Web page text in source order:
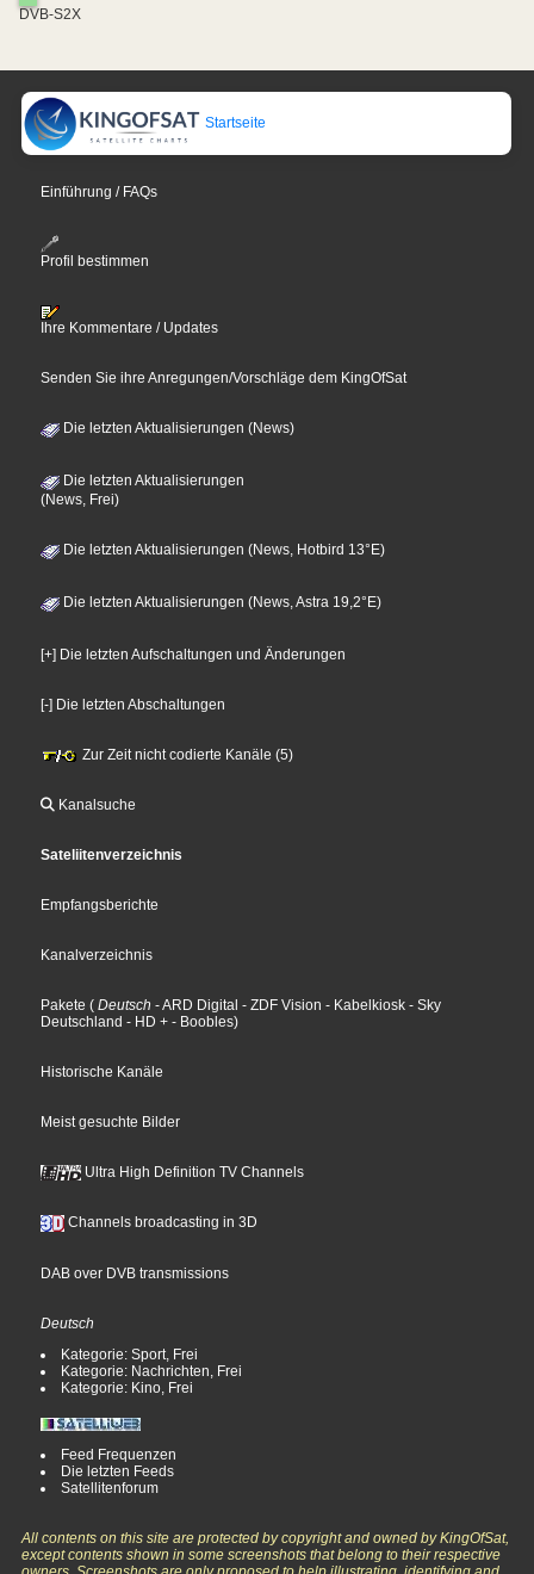
DVB-S2X
Startseite
Einführung / FAQs
Profil bestimmen
Ihre Kommentare / Updates
Senden Sie ihre Anregungen/Vorschläge dem KingOfSat
Die letzten Aktualisierungen (News)
Die letzten Aktualisierungen
(News, Frei)
Die letzten Aktualisierungen (News, Hotbird 13°E)
Die letzten Aktualisierungen (News, Astra 19,2°E)
[+] Die letzten Aufschaltungen und Änderungen
[-] Die letzten Abschaltungen
Zur Zeit nicht codierte Kanäle (5)
Kanalsuche
Sateliitenverzeichnis
Empfangsberichte
Kanalverzeichnis
Pakete ( Deutsch - ARD Digital - ZDF Vision - Kabelkiosk - Sky
Deutschland - HD + - Boobles)
Historische Kanäle
Meist gesuchte Bilder
Ultra High Definition TV Channels
Channels broadcasting in 3D
DAB over DVB transmissions
Deutsch
Kategorie: Sport, Frei
Kategorie: Nachrichten, Frei
Kategorie: Kino, Frei
Feed Frequenzen
Die letzten Feeds
Satellitenforum
All contents on this site are protected by copyright and owned by KingOfSat,
except contents shown in some screenshots that belong to their respective